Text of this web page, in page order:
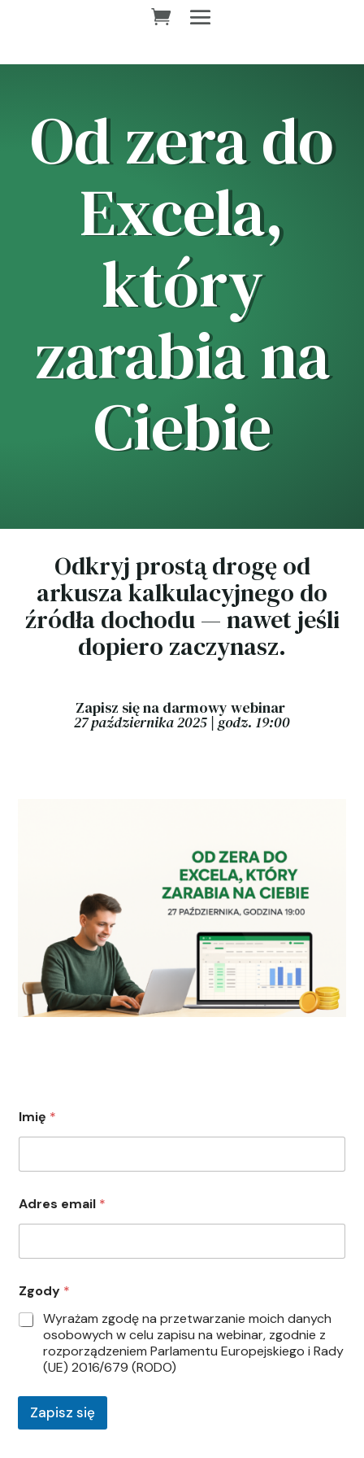
Od zera do
Excela,
który
zarabia na
Ciebie
Odkryj prostą drogę od
arkusza kalkulacyjnego do
źródła dochodu — nawet jeśli
dopiero zaczynasz.
Zapisz się na darmowy webinar
27 października 2025 | godz. 19:00
Imię *
g
o
y
Z
g
o
d
Adres email *
Zgody *
Wyrażam zgodę na przetwarzanie moich danych
osobowych w celu zapisu na webinar, zgodnie z
rozporządzeniem Parlamentu Europejskiego i Rady
(UE) 2016/679 (RODO)
Zapisz się